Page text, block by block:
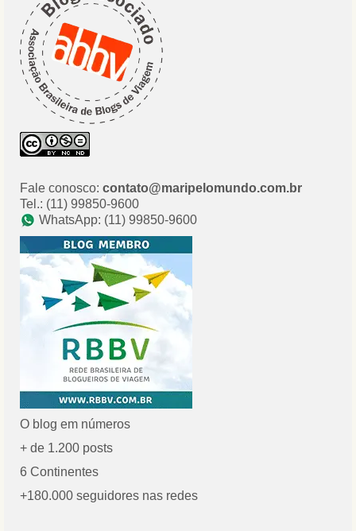
Fale conosco: contato@maripelomundo.com.br
Tel.: (11) 99850-9600
WhatsApp: (11) 99850-9600
O blog em números
+ de 1.200 posts
6 Continentes
+180.000 seguidores nas redes